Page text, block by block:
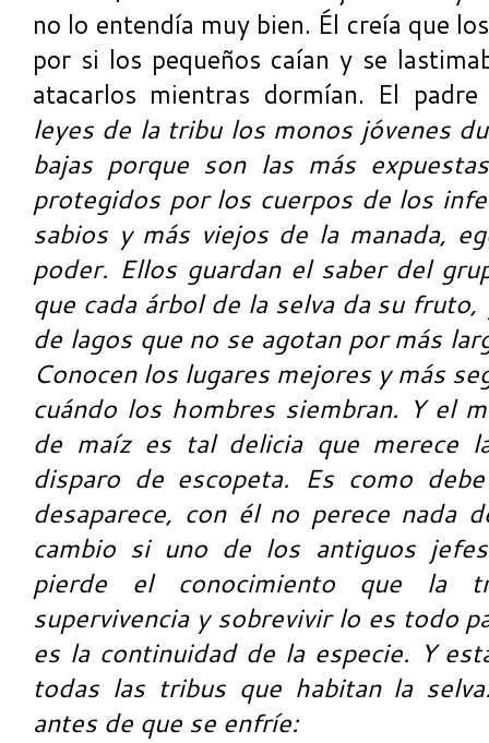
no lo entendía muy bien. Él creía que
por si los pequeños caían y se
atacarlos mientras dormían. El
leyes de la tribu los monos jóvenes
bajas porque son las más
protegidos por los cuerpos de los
sabios y más viejos de la manada,
poder. Ellos guardan el saber del
que cada árbol de la selva da su
de lagos que no se agotan por más
Conocen los lugares mejores y más
cuándo los hombres siembran. Y el
de maíz es tal delicia que merece
disparo de escopeta. Es como
desaparece, con él no perece nada
cambio si uno de los antiguos
pierde el conocimiento que la
supervivencia y sobrevivir lo estodo
es la continuidad de la especie. Y
todas las tribus que habitan la
antes de que se enfríe: